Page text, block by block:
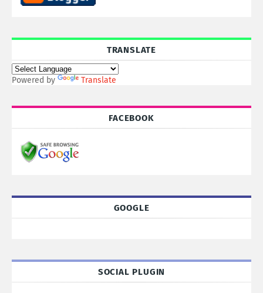
TRANSLATE
Powered by Translate
FACEBOOK
GOOGLE
SOCIAL PLUGIN